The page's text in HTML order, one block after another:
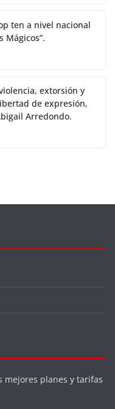
ten a nivel nacional
Mágicos”.
extorsión y
de expresión,
Arredondo.
mejores planes y tarifas